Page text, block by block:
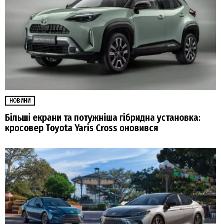
НОВИНИ
Більші екрани та потужніша гібридна установка:
кросовер Toyota Yaris Cross оновився